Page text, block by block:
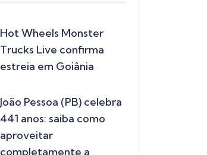
Hot Wheels Monster
Trucks Live confirma
estreia em Goiânia
João Pessoa (PB) celebra
441 anos: saiba como
aproveitar
completamente a